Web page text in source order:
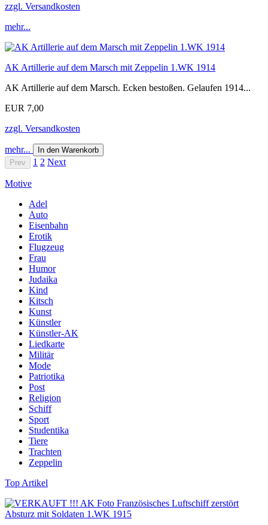
zzgl. Versandkosten
mehr...
AK Artillerie auf dem Marsch mit Zeppelin 1.WK 1914
AK Artillerie auf dem Marsch. Ecken bestoßen. Gelaufen 1914...
EUR 7,00
zzgl. Versandkosten
mehr...
In den Warenkorb
Prev
1 2 Next
Motive
Adel
Auto
Eisenbahn
Erotik
Flugzeug
Frau
Humor
Judaika
Kind
Kitsch
Kunst
Künstler
Künstler-AK
Liedkarte
Militär
Mode
Patriotika
Post
Religion
Schiff
Sport
Studentika
Tiere
Trachten
Zeppelin
Top Artikel